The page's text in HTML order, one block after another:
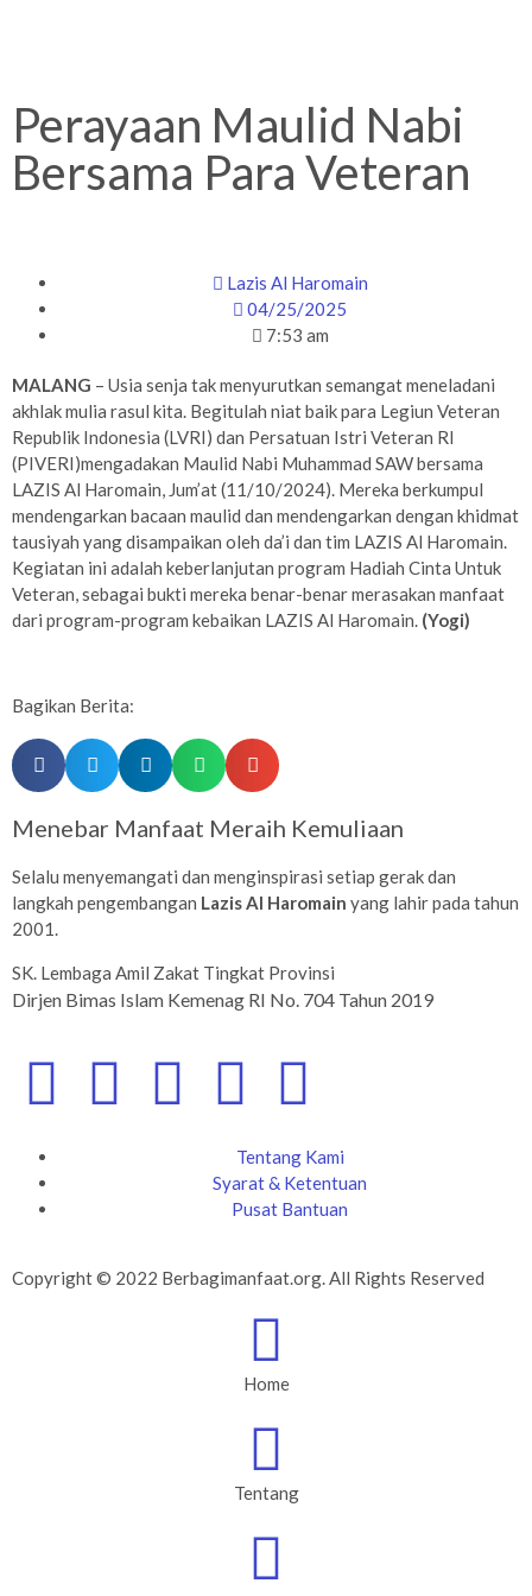
Perayaan Maulid Nabi
Bersama Para Veteran
Lazis Al Haromain
04/25/2025
7:53 am
MALANG – Usia senja tak menyurutkan semangat meneladani
akhlak mulia rasul kita. Begitulah niat baik para Legiun Veteran
Republik Indonesia (LVRI) dan Persatuan Istri Veteran RI
(PIVERI)mengadakan Maulid Nabi Muhammad SAW bersama
LAZIS Al Haromain, Jum’at (11/10/2024). Mereka berkumpul
mendengarkan bacaan maulid dan mendengarkan dengan khidmat
tausiyah yang disampaikan oleh da’i dan tim LAZIS Al Haromain.
Kegiatan ini adalah keberlanjutan program Hadiah Cinta Untuk
Veteran, sebagai bukti mereka benar-benar merasakan manfaat
dari program-program kebaikan LAZIS Al Haromain. (Yogi)
Bagikan Berita:
Menebar Manfaat Meraih Kemuliaan
Selalu menyemangati dan menginspirasi setiap gerak dan
langkah pengembangan Lazis Al Haromain yang lahir pada tahun
2001.
SK. Lembaga Amil Zakat Tingkat Provinsi
Dirjen Bimas Islam Kemenag RI No. 704 Tahun 2019
Tentang Kami
Syarat & Ketentuan
Pusat Bantuan
Copyright © 2022 Berbagimanfaat.org. All Rights Reserved
Home
Tentang